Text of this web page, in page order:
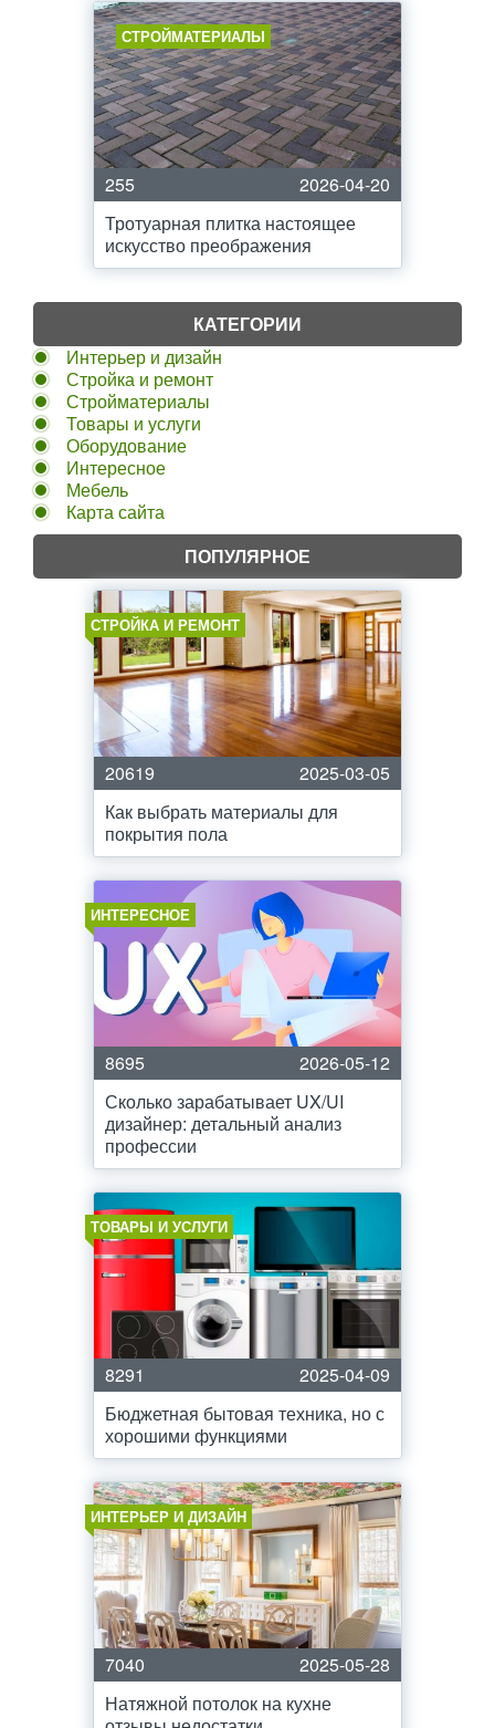
СТРОЙМАТЕРИАЛЫ
255
2026-04-20
Тротуарная плитка настоящее
искусство преображения
КАТЕГОРИИ
Интерьер и дизайн
Стройка и ремонт
Стройматериалы
Товары и услуги
Оборудование
Интересное
Мебель
Карта сайта
ПОПУЛЯРНОЕ
СТРОЙКА И РЕМОНТ
20619
2025-03-05
Как выбрать материалы для
покрытия пола
ИНТЕРЕСНОЕ
8695
2026-05-12
Сколько зарабатывает UX/UI
дизайнер: детальный анализ
профессии
ТОВАРЫ И УСЛУГИ
8291
2025-04-09
Бюджетная бытовая техника, но с
хорошими функциями
ИНТЕРЬЕР И ДИЗАЙН
7040
2025-05-28
Натяжной потолок на кухне